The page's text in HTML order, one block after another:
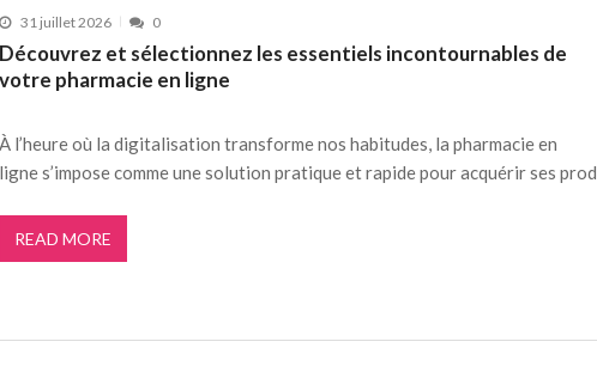
31 juillet 2026 0
Découvrez et sélectionnez les essentiels incontournables de
votre pharmacie en ligne
À l’heure où la digitalisation transforme nos habitudes, la pharmacie en
ligne s’impose comme une solution pratique et rapide pour acquérir ses prod
READ MORE